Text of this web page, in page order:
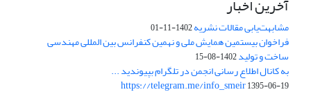
آخرین اخبار
مشابهت‌یابی مقالات نشریه1402-11-01
فراخوان بیستمین همایش ملی و نهمین کنفرانس بین المللی مهندسی
ساخت و تولید1402-08-15
به کانال اطلاع رسانی انجمن در تلگرام بپیوندید ...
https://telegram.me/info_smeir1395-06-19